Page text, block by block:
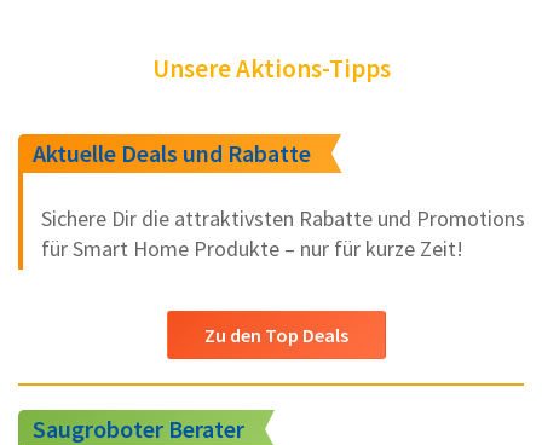
Unsere Aktions-Tipps
Aktuelle Deals und Rabatte
Sichere Dir die attraktivsten Rabatte und Promotions
für Smart Home Produkte – nur für kurze Zeit!
Zu den Top Deals
Saugroboter Berater